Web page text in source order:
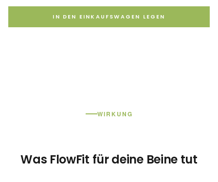
IN DEN EINKAUFSWAGEN LEGEN
WIRKUNG
Was FlowFit für deine Beine tut